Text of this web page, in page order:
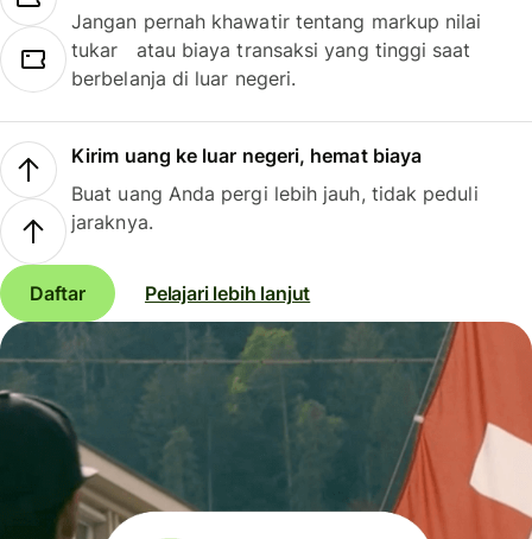
Jangan pernah khawatir tentang markup nilai
tukar atau biaya transaksi yang tinggi saat
berbelanja di luar negeri.
Kirim uang ke luar negeri, hemat biaya
Buat uang Anda pergi lebih jauh, tidak peduli
jaraknya.
Daftar Pelajari lebih lanjut